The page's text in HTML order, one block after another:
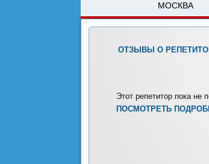
МОСКВА
ОТЗЫВЫ О
Этот репетитор пока не
ПОСМОТРЕТЬ